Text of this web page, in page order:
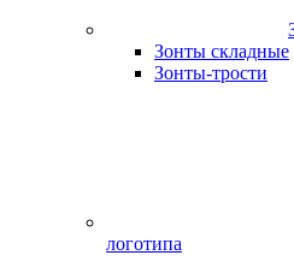
Зонты складные
Зонты-трости
логотипа